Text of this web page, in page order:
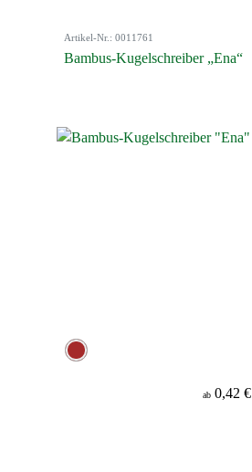
Artikel-Nr.: 0011761
Bambus-Kugelschreiber „Ena“
ab 0,42 €